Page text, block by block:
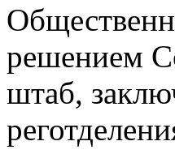
решением
штаб,